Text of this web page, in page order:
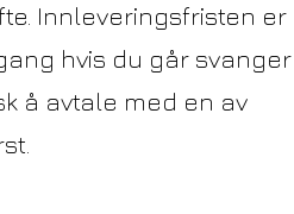
Innleveringsfristen er
hvis du går svanger
å avtale med en av